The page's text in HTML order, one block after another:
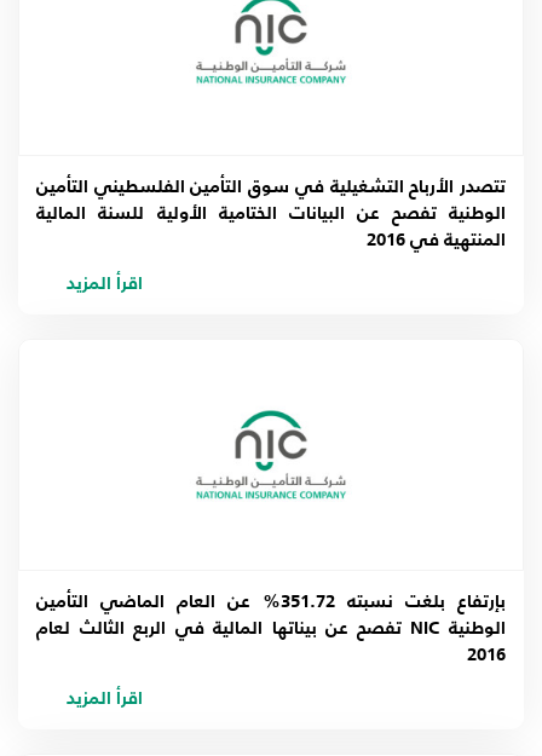
2013
تتصدر الأرباح التشغيلية في سوق التأمين الفلسطيني التأمين
الوطنية تفصح عن البيانات الختامية الأولية للسنة المالية
المنتهية في 2016
اقرأ المزيد
بإرتفاع بلغت نسبته 351.72% عن العام الماضي التأمين
الوطنية NIC تفصح عن بيناتها المالية في الربع الثالث لعام
2016
اقرأ المزيد